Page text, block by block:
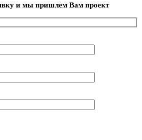
и мы пришлем Вам проект